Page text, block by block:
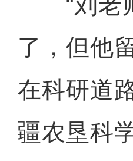
了，但他
在科研道
疆农垦科